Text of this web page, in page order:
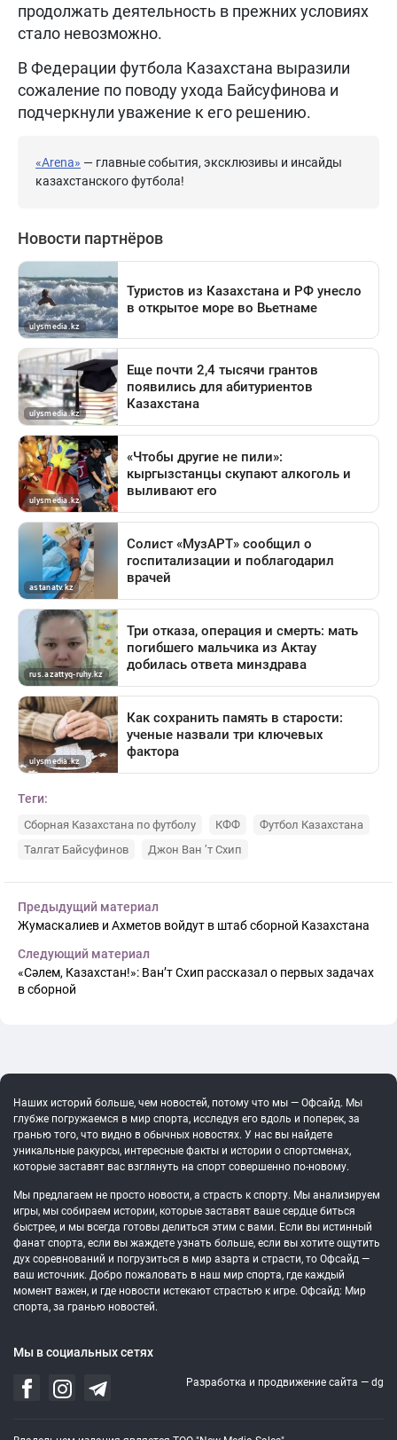
продолжать деятельность в прежних условиях
стало невозможно.
В Федерации футбола Казахстана выразили
сожаление по поводу ухода Байсуфинова и
подчеркнули уважение к его решению.
«Arena» — главные события, эксклюзивы и инсайды
казахстанского футбола!
Теги:
Сборная Казахстана по футболу КФФ
Футбол Казахстана
Талгат Байсуфинов
Джон Ван ’т Схип
Предыдущий материал
Жумаскалиев и Ахметов войдут в штаб сборной Казахстана
Следующий материал
«Сәлем, Казахстан!»: Ван’т Схип рассказал о первых задачах
в сборной
Наших историй больше, чем новостей, потому что мы — Офсайд. Мы
глубже погружаемся в мир спорта, исследуя его вдоль и поперек, за
гранью того, что видно в обычных новостях. У нас вы найдете
уникальные ракурсы, интересные факты и истории о спортсменах,
которые заставят вас взглянуть на спорт совершенно по-новому.
Мы предлагаем не просто новости, а страсть к спорту. Мы анализируем
игры, мы собираем истории, которые заставят ваше сердце биться
быстрее, и мы всегда готовы делиться этим с вами. Если вы истинный
фанат спорта, если вы жаждете узнать больше, если вы хотите ощутить
дух соревнований и погрузиться в мир азарта и страсти, то Офсайд —
ваш источник. Добро пожаловать в наш мир спорта, где каждый
момент важен, и где новости истекают страстью к игре. Офсайд: Мир
спорта, за гранью новостей.
Мы в социальных сетях
Разработка и продвижение сайта — dg